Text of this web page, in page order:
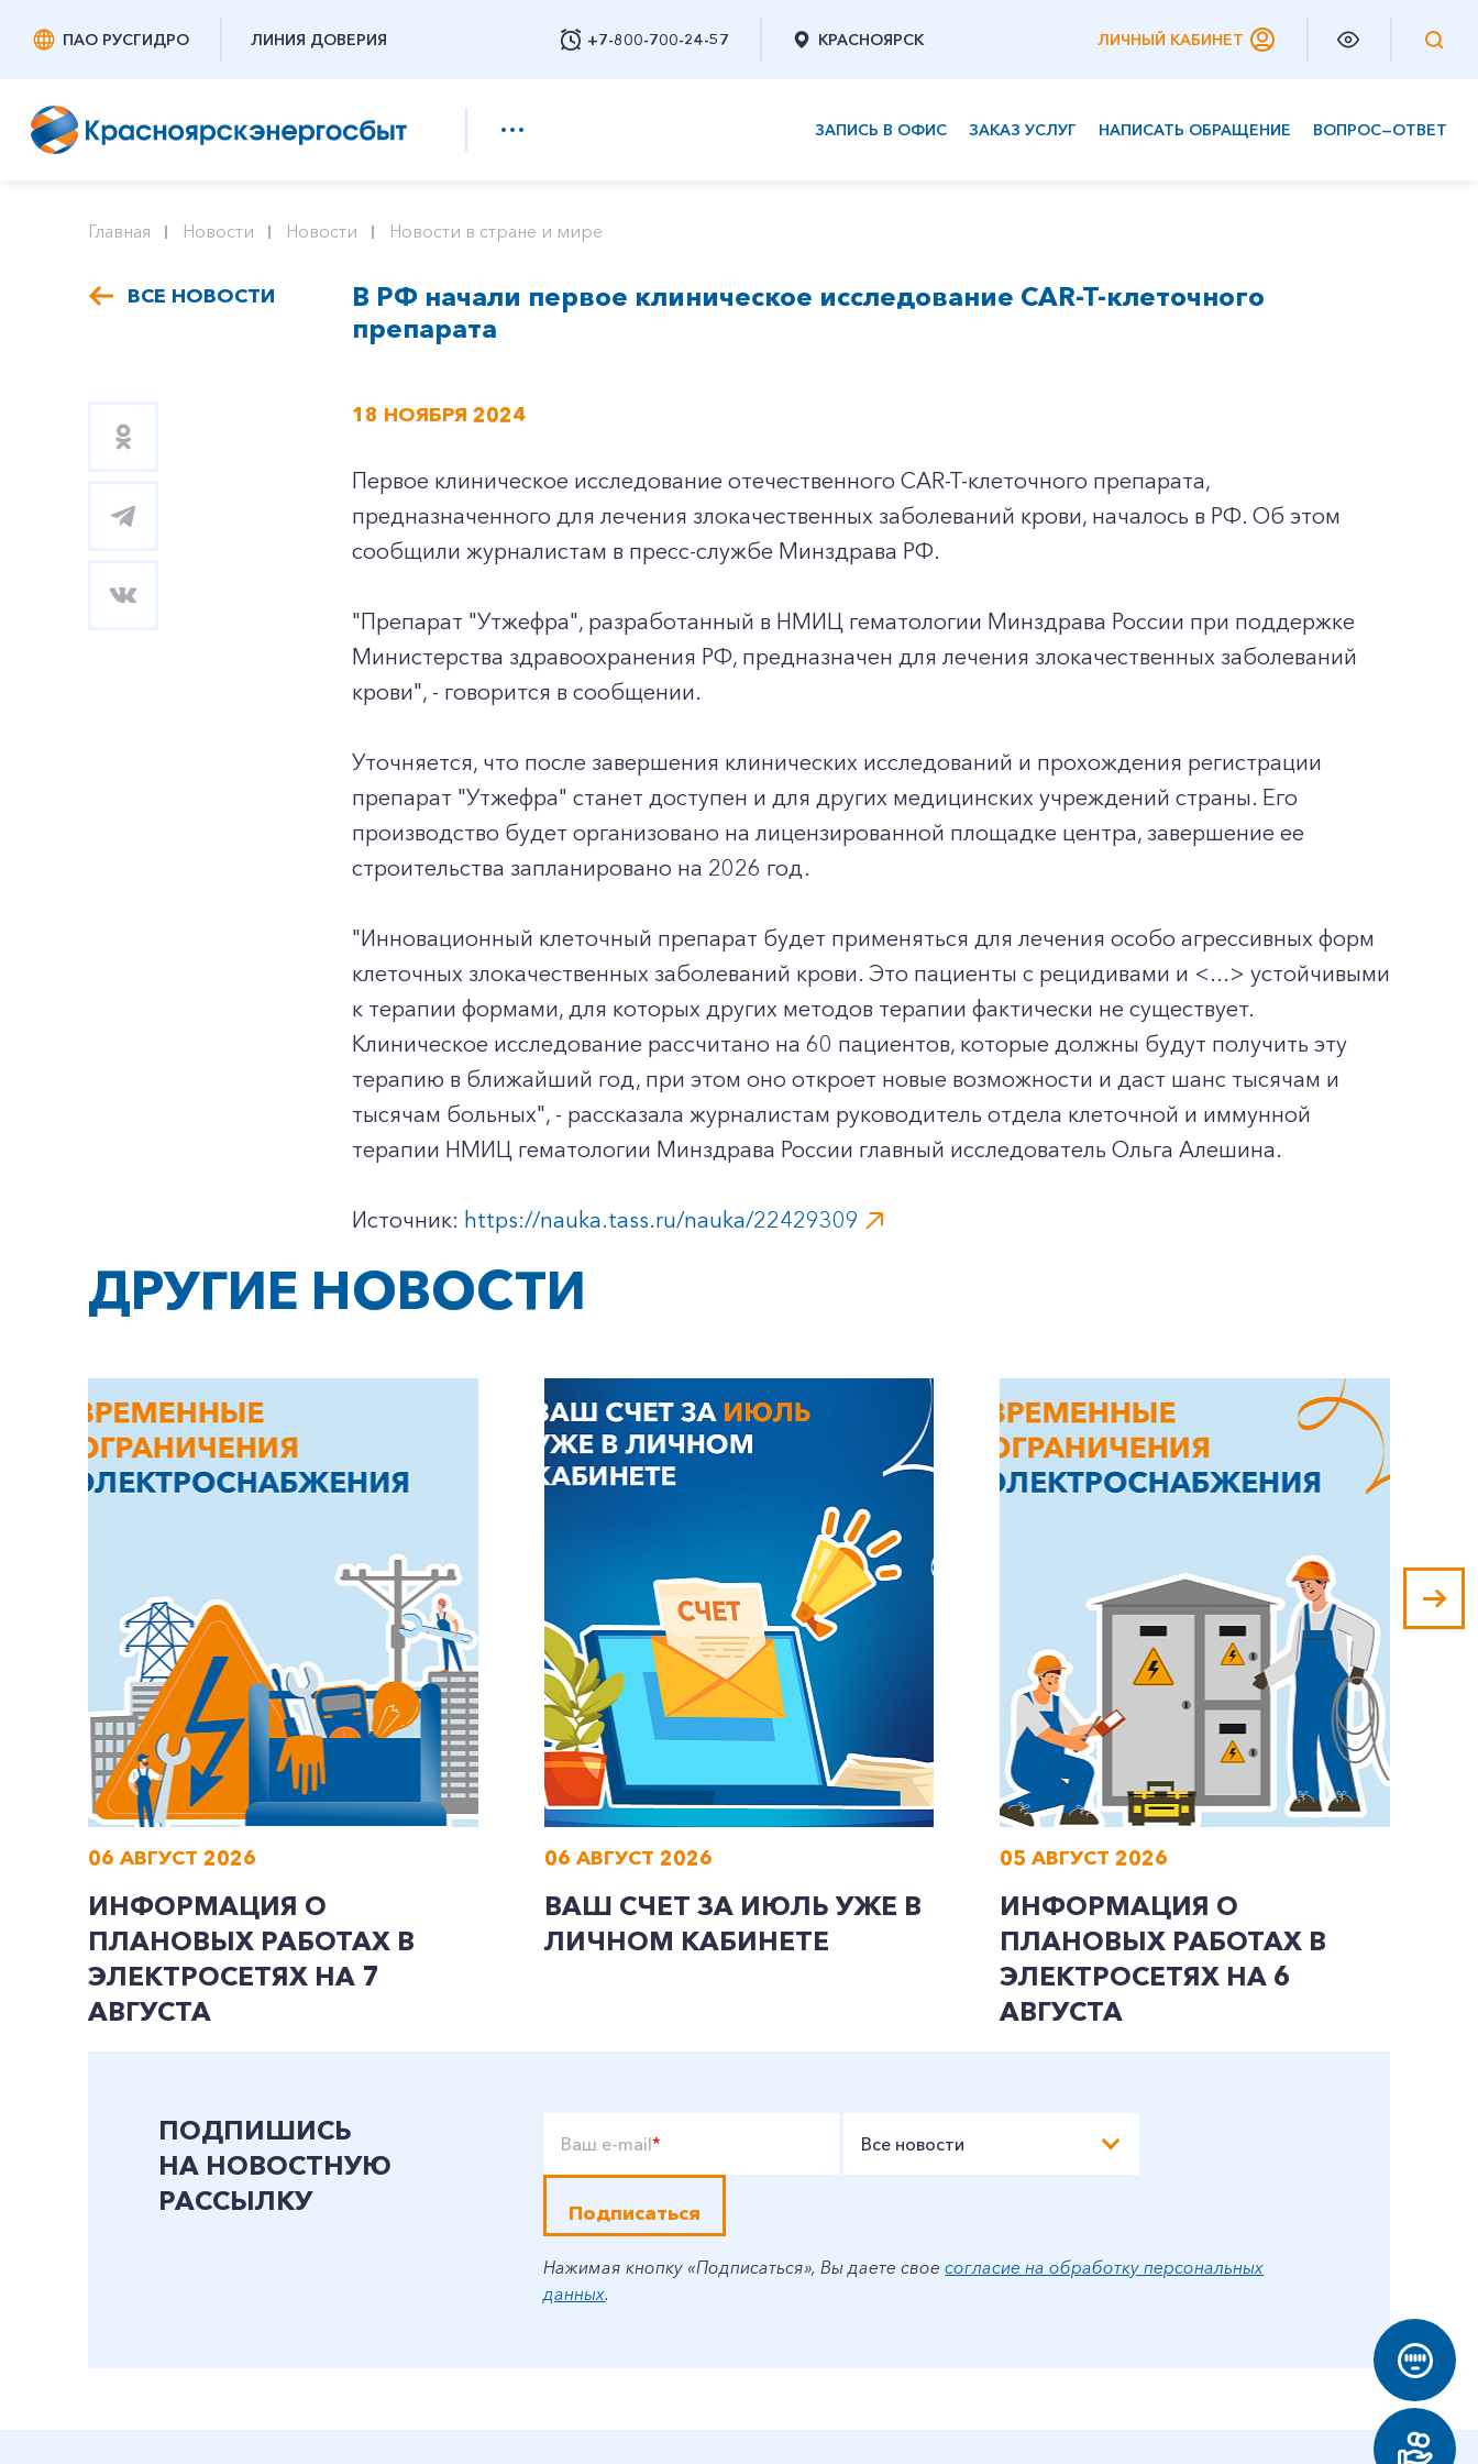
ПАО РУСГИДРО ЛИНИЯ ДОВЕРИЯ +7-800-700-24-57
Заказать обратный звонок
КРАСНОЯРСК ЛИЧНЫЙ КАБИНЕТ
ЗАПИСЬ В ОФИС ЗАКАЗ УСЛУГ НАПИСАТЬ ОБРАЩЕНИЕ ВОПРОС—ОТВЕТ
+7-800-700-24-57
Заказать обратный звонок
Частным клиентам
Главная Новости Новости Новости в стране и мире
ВСЕ НОВОСТИ
В РФ начали первое клиническое исследование CAR-T-клеточного
препарата
18 НОЯБРЯ 2024
Первое клиническое исследование отечественного CAR-T-клеточного препарата,
предназначенного для лечения злокачественных заболеваний крови, началось в РФ. Об этом
сообщили журналистам в пресс-службе Минздрава РФ.
"Препарат "Утжефра", разработанный в НМИЦ гематологии Минздрава России при поддержке
Министерства здравоохранения РФ, предназначен для лечения злокачественных заболеваний
крови", - говорится в сообщении.
Уточняется, что после завершения клинических исследований и прохождения регистрации
препарат "Утжефра" станет доступен и для других медицинских учреждений страны. Его
производство будет организовано на лицензированной площадке центра, завершение ее
строительства запланировано на 2026 год.
"Инновационный клеточный препарат будет применяться для лечения особо агрессивных форм
клеточных злокачественных заболеваний крови. Это пациенты с рецидивами и <...> устойчивыми
к терапии формами, для которых других методов терапии фактически не существует.
Клиническое исследование рассчитано на 60 пациентов, которые должны будут получить эту
терапию в ближайший год, при этом оно откроет новые возможности и даст шанс тысячам и
тысячам больных", - рассказала журналистам руководитель отдела клеточной и иммунной
терапии НМИЦ гематологии Минздрава России главный исследователь Ольга Алешина.
Источник: https://nauka.tass.ru/nauka/22429309
ДРУГИЕ НОВОСТИ
06 АВГУСТ 2026
ИНФОРМАЦИЯ О
ПЛАНОВЫХ РАБОТАХ В
ЭЛЕКТРОСЕТЯХ НА 7
АВГУСТА
06 АВГУСТ 2026
ВАШ СЧЕТ ЗА ИЮЛЬ УЖЕ В
ЛИЧНОМ КАБИНЕТЕ
05 АВГУСТ 2026
ИНФОРМАЦИЯ О
ПЛАНОВЫХ РАБОТАХ В
ЭЛЕКТРОСЕТЯХ НА 6
АВГУСТА
ПОДПИШИСЬ
НА НОВОСТНУЮ
РАССЫЛКУ
Ваш e-mail* Все новости
Подписаться
Нажимая кнопку «Подписаться», Вы даете своесогласие на обработку персональных
данных.